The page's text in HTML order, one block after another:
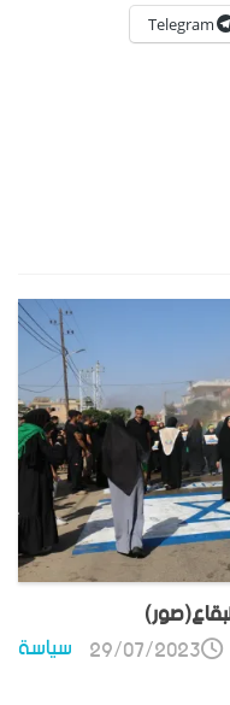
Telegram
سياسة 29/07/2023